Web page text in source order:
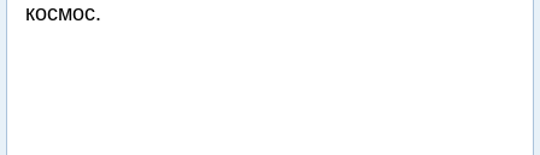
космос.